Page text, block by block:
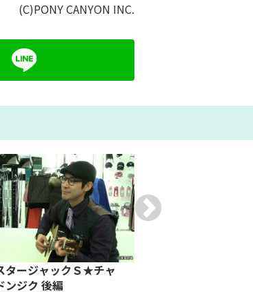
(C)PONY CANYON INC.
タージャックＳ★チャ
ンジク 後編